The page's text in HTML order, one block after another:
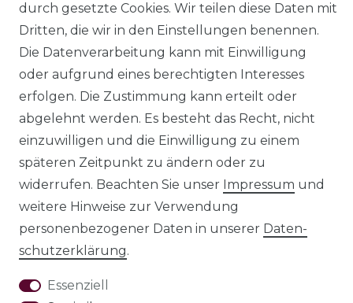
durch gesetzte Cookies. Wir teilen diese Daten mit
Dritten, die wir in den Einstellungen benennen.
Die Datenverarbeitung kann mit Einwilligung
oder aufgrund eines berechtigten Interesses
erfolgen. Die Zustimmung kann erteilt oder
abgelehnt werden. Es besteht das Recht, nicht
einzuwilligen und die Einwilligung zu einem
späteren Zeitpunkt zu ändern oder zu
widerrufen. Beachten Sie unser Impressum und
weitere Hinweise zur Verwendung
personenbezogener Daten in unserer Daten­
schutz­erklärung.
Essenziell
Impressum
Daten­schutz­
erklärung
vorbehalten.